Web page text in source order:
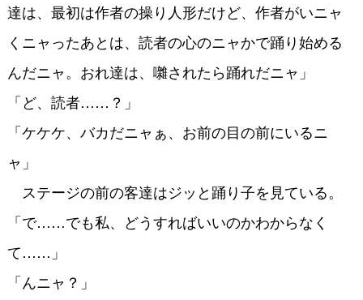
達は、最初は作者の操り人形だけど、作者がいニャ
くニャったあとは、読者の心のニャかで踊り始める
んだニャ。おれ達は、囃されたら踊れだニャ」
「ど、読者……？」
「ケケケ、バカだニャぁ、お前の目の前にいるニ
ャ」
ステージの前の客達はジッと踊り子を見ている。
「で……でも私、どうすればいいのかわからなく
て……」
「んニャ？」